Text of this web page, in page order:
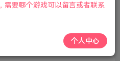
需要哪个游戏可以留言或者联系
个人中心